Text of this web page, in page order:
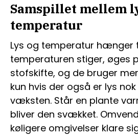
Samspillet mellem
temperatur
Lys og temperatur hænger
temperaturen stiger, øges
stofskifte, og de bruger
kun hvis der også er lys
væksten. Står en plante
bliver den svækket.
køligere omgivelser klare